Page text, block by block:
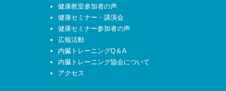
健康教室参加者の声
健康セミナー・講演会
健康セミナー参加者の声
広報活動
内臓トレーニングQ＆A
内臓トレーニング協会について
アクセス